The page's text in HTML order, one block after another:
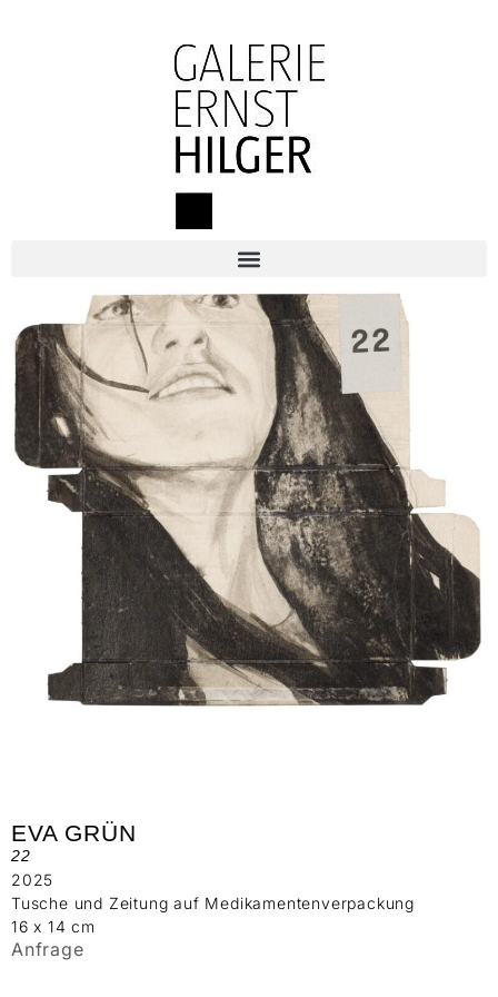
EVA GRÜN
22
2025
Tusche und Zeitung auf Medikamentenverpackung
16 x 14 cm
Anfrage